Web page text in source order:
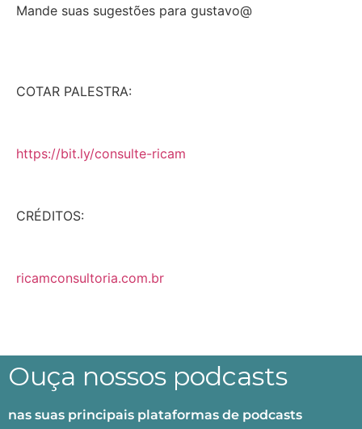
Mande suas sugestões para gustavo@
COTAR PALESTRA:
https://bit.ly/consulte-ricam
CRÉDITOS:
ricamconsultoria.com.br
Ouça nossos podcasts
nas suas principais plataformas de podcasts